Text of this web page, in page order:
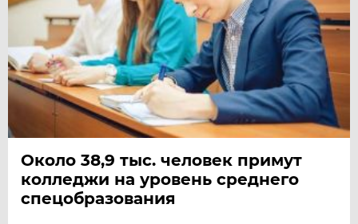
Около 38,9 тыс. человек примут
колледжи на уровень среднего
спецобразования